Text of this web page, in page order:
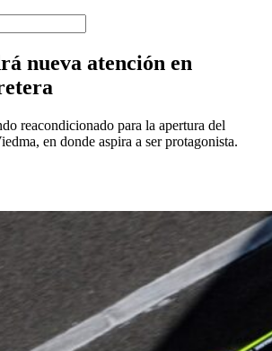
nueva atención en
reacondicionado para la apertura del
en donde aspira a ser protagonista.